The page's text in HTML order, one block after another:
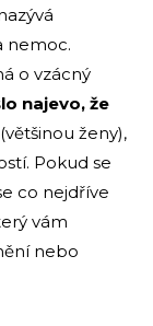
nemoc.
o vzácný
najevo, že
(většinou ženy),
Pokud se
co nejdříve
vám
nebo